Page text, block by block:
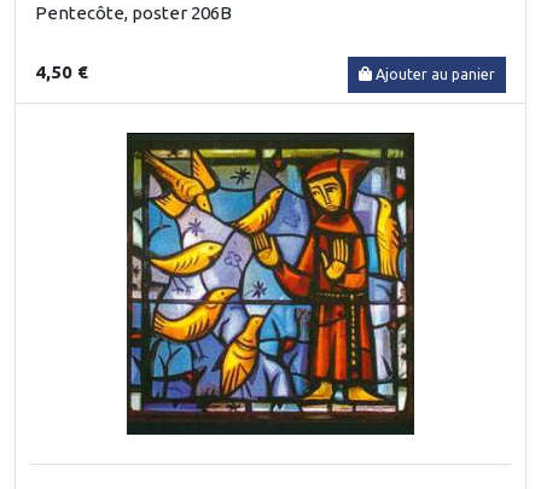
Pentecôte, poster 206B
4,50 € Ajouter au panier